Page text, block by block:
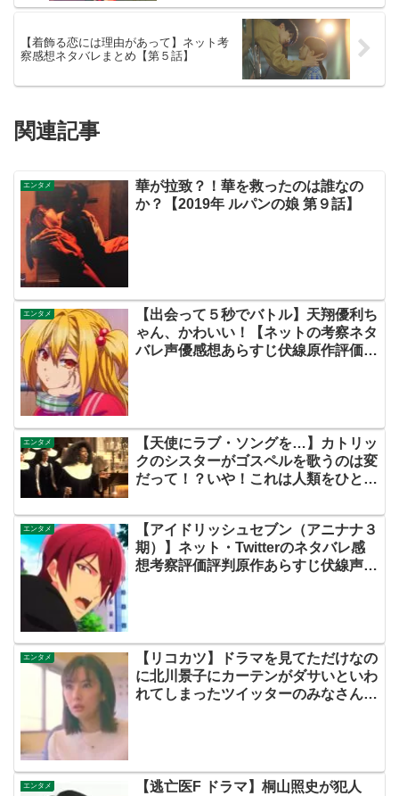
【着飾る恋には理由があって】ネット考
察感想ネタバレまとめ【第５話】
関連記事
エンタメ
華が拉致？！華を救ったのは誰なの
か？【2019年 ルパンの娘 第９話】
エンタメ
【出会って５秒でバトル】天翔優利ち
ゃん、かわいい！【ネットの考察ネタ
バレ声優感想あらすじ伏線原作評価評
エンタメ
【天使にラブ・ソングを…】カトリッ
クのシスターがゴスペルを歌うのは変
だって！？いや！これは人類をひとつ
エンタメ
【アイドリッシュセブン（アニナナ３
期）】ネット・Twitterのネタバレ感
想考察評価評判原作あらすじ伏線声優
エンタメ
【リコカツ】ドラマを見てただけなの
に北川景子にカーテンがダサいといわ
れてしまったツイッターのみなさん
エンタメ
【逃亡医F ドラマ】桐山照史が犯人